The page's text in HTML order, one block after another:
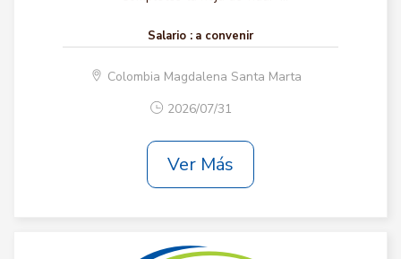
Salario : a convenir
Colombia Magdalena Santa Marta
2026/07/31
Ver Más